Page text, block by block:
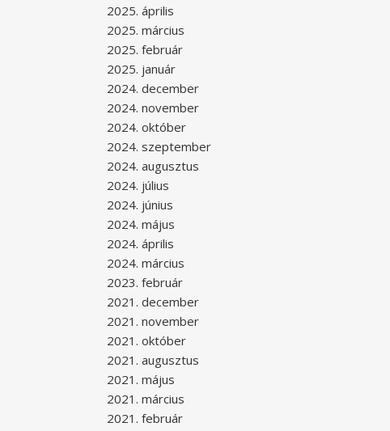
2025. április
2025. március
2025. február
2025. január
2024. december
2024. november
2024. október
2024. szeptember
2024. augusztus
2024. július
2024. június
2024. május
2024. április
2024. március
2023. február
2021. december
2021. november
2021. október
2021. augusztus
2021. május
2021. március
2021. február